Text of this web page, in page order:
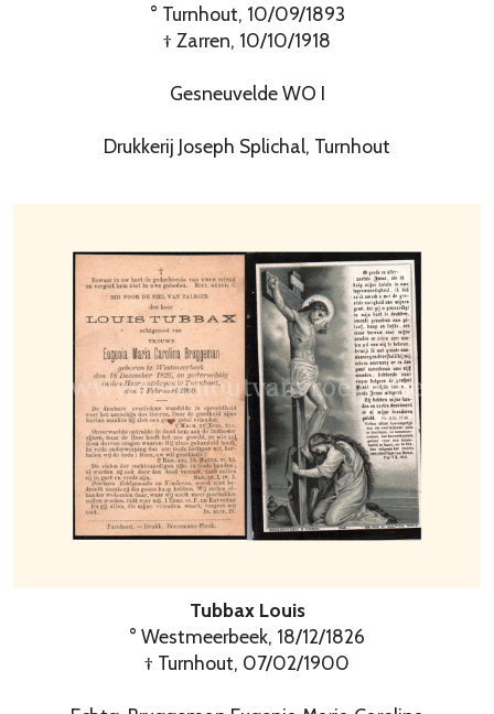
° Turnhout, 10/09/1893
† Zarren, 10/10/1918
Gesneuvelde WO I
Drukkerij Joseph Splichal, Turnhout
Tubbax Louis
° Westmeerbeek, 18/12/1826
† Turnhout, 07/02/1900